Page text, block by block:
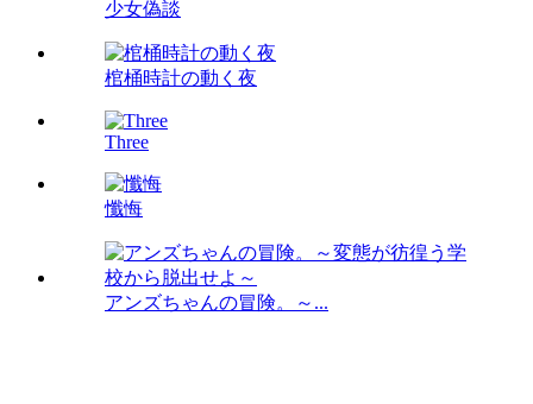
少女偽談
棺桶時計の動く夜
Three
懺悔
アンズちゃんの冒険。～...